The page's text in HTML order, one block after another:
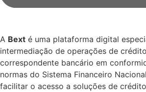
A Bext é uma plataforma digital
intermediação de operações de
correspondente bancário em
normas do Sistema Financeiro
facilitar o acesso a soluções de